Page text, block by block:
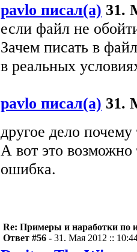
pavlo писал(а) 31.
если файл не
Зачем писать в
в реальных
pavlo писал(а) 31.
другое дело
А вот это возможно
ошибка.
Re: Примеры и наработки по
Ответ #56 - 31. Мая 2012 ::